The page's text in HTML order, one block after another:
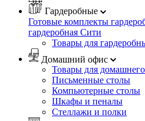
Гардеробные
Готовые комплекты
гардеробная Сити
Товары для
Домашний офис
Товары для
Письменные столы
Компьютерные столы
Шкафы и пеналы
Стеллажи и полки